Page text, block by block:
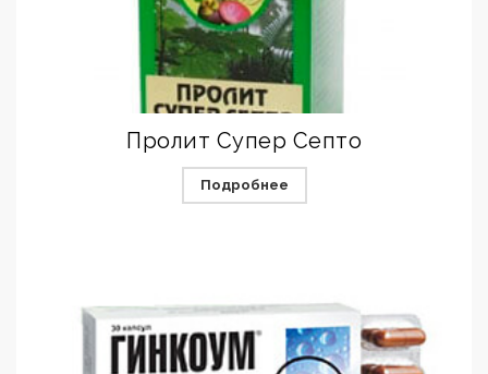
Пролит Супер Септо
Подробнее